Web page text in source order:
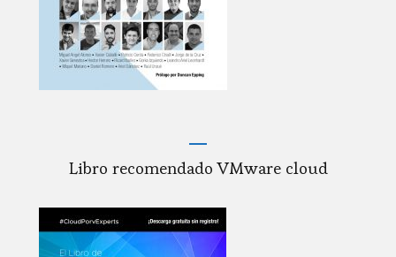
Libro recomendado VMware cloud